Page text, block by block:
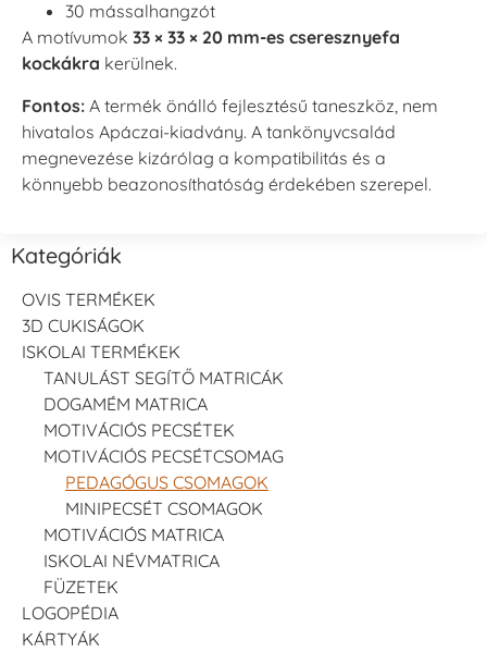
30 mássalhangzót
A motívumok 33 × 33 × 20 mm-es cseresznyefa
kockákra kerülnek.
Fontos: A termék önálló fejlesztésű taneszköz, nem
hivatalos Apáczai-kiadvány. A tankönyvcsalád
megnevezése kizárólag a kompatibilitás és a
könnyebb beazonosíthatóság érdekében szerepel.
Kategóriák
OVIS TERMÉKEK
3D CUKISÁGOK
ISKOLAI TERMÉKEK
TANULÁST SEGÍTŐ MATRICÁK
DOGAMÉM MATRICA
MOTIVÁCIÓS PECSÉTEK
MOTIVÁCIÓS PECSÉTCSOMAG
PEDAGÓGUS CSOMAGOK
MINIPECSÉT CSOMAGOK
MOTIVÁCIÓS MATRICA
ISKOLAI NÉVMATRICA
FÜZETEK
LOGOPÉDIA
KÁRTYÁK